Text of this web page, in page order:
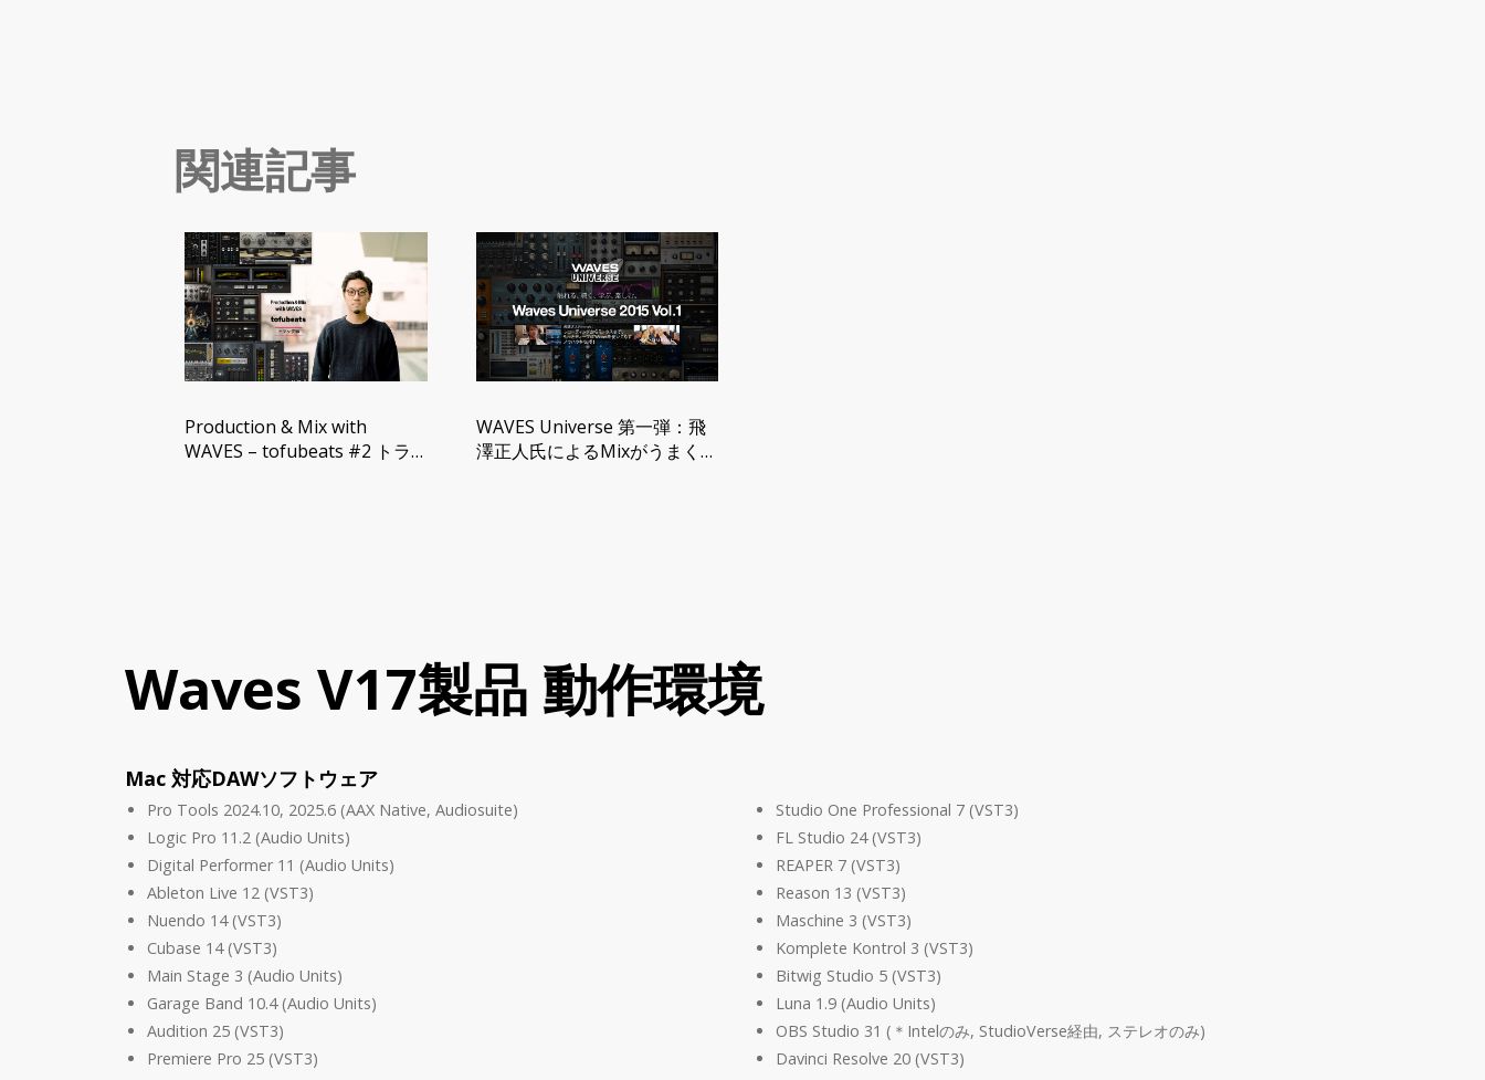
関連記事
Production & Mix with
WAVES – tofubeats #2 トラ
WAVES Universe 第一弾：飛
澤正人氏によるMixがうまくな
Waves V17製品 動作環境
Mac 対応DAWソフトウェア
Pro Tools 2024.10, 2025.6 (AAX Native, Audiosuite)
Logic Pro 11.2 (Audio Units)
Digital Performer 11 (Audio Units)
Ableton Live 12 (VST3)
Nuendo 14 (VST3)
Cubase 14 (VST3)
Main Stage 3 (Audio Units)
Garage Band 10.4 (Audio Units)
Audition 25 (VST3)
Premiere Pro 25 (VST3)
Studio One Professional 7 (VST3)
FL Studio 24 (VST3)
REAPER 7 (VST3)
Reason 13 (VST3)
Maschine 3 (VST3)
Komplete Kontrol 3 (VST3)
Bitwig Studio 5 (VST3)
Luna 1.9 (Audio Units)
OBS Studio 31 (＊Intelのみ, StudioVerse経由, ステレオのみ)
Davinci Resolve 20 (VST3)